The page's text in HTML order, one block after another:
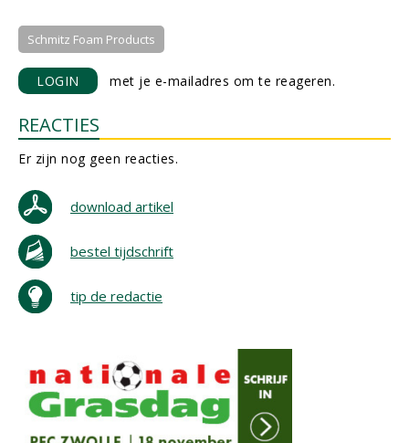
Schmitz Foam Products
LOGIN met je e-mailadres om te reageren.
REACTIES
Er zijn nog geen reacties.
download artikel
bestel tijdschrift
tip de redactie